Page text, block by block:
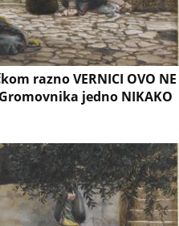
razno VERNICI OVO NE
jedno NIKAKO